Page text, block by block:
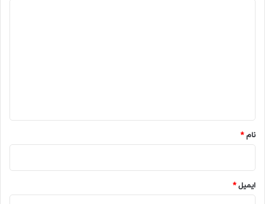
نام*
ایمیل*